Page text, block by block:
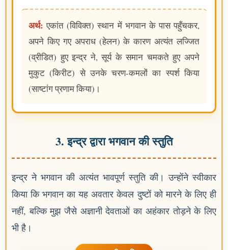
अर्थ: एकांत (विविक्त) स्थान में भगवान के पास पहुँचकर,
अपने किए गए अपराध (हेलन) के कारण अत्यंत लज्जित
(व्रीडित) हुए इन्द्र ने, सूर्य के समान चमकते हुए अपने
मुकुट (किरीट) से उनके चरण-कमलों का स्पर्श किया
(साष्टांग प्रणाम किया)।
3. इन्द्र द्वारा भगवान की स्तुति
इन्द्र ने भगवान की अत्यंत भावपूर्ण स्तुति की। उन्होंने स्वीकार
किया कि भगवान का यह अवतार केवल दुष्टों को मारने के लिए ही
नहीं, बल्कि मुझ जैसे अज्ञानी देवताओं का अहंकार तोड़ने के लिए
भी है।